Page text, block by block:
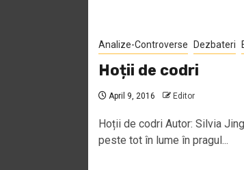
Analize-Controverse Dezbateri
Hoții de codri
April 9, 2016 Editor
Hoții de codri Autor: Silvia
peste tot în lume în pragul...